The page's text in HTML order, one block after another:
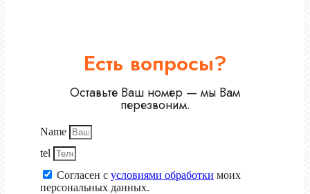
Есть вопросы?
Оставьте Ваш номер — мы Вам
перезвоним.
Name
tel
Согласен с условиями обработки моих
персональных данных.